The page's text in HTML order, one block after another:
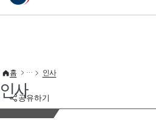
이 누리집은 대한민국 공식 전자정부 누리집입니다.
공유하기
홈 인사
인사